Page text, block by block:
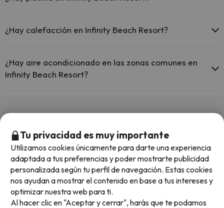
pago) Aquí tienes más info sobre la piscina y otras instalaciones.
¿Hay calefacción en Infinity Beach Resort?
¿Hay aire acondicionado en las zonas comunes en
Infinity Beach Resort?
Tu privacidad es muy importante
Utilizamos cookies únicamente para darte una experiencia
adaptada a tus preferencias y poder mostrarte publicidad
personalizada según tu perfil de navegación. Estas cookies
nos ayudan a mostrar el contenido en base a tus intereses y
optimizar nuestra web para ti.
Al hacer clic en "Aceptar y cerrar", harás que te podamos